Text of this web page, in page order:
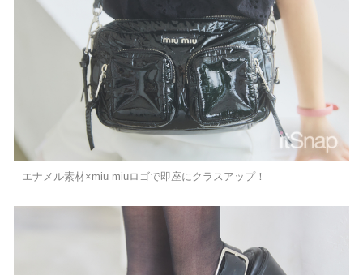
エナメル素材×miu miuロゴで即座にクラスアップ！